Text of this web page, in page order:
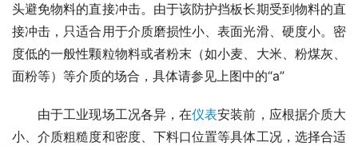
头避免物料的直接冲击。由于该防护挡板长期受到物料的直
接冲击，只适合用于介质磨损性小、表面光滑、硬度小。密
度低的一般性颗粒物料或者粉末（如小麦、大米、粉煤灰、
面粉等）等介质的场合，具体请参见上图中的“a”
由于工业现场工况各异，在仪表安装前，应根据介质大
小、介质粗糙度和密度、下料口位置等具体工况，选择合适